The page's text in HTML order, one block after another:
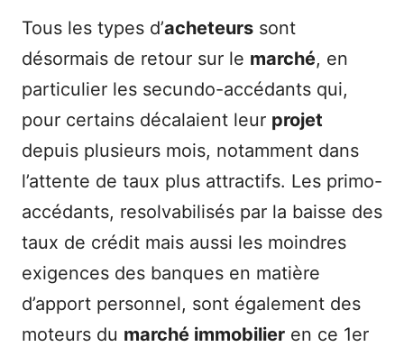
Tous les types d’acheteurs sont
désormais de retour sur le marché, en
particulier les secundo-accédants qui,
pour certains décalaient leur projet
depuis plusieurs mois, notamment dans
l’attente de taux plus attractifs. Les primo-
accédants, resolvabilisés par la baisse des
taux de crédit mais aussi les moindres
exigences des banques en matière
d’apport personnel, sont également des
moteurs du marché immobilier en ce 1er